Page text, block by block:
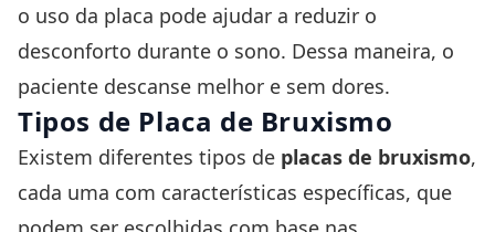
o uso da placa pode ajudar a reduzir o
desconforto durante o sono. Dessa maneira, o
paciente descanse melhor e sem dores.
Tipos de Placa de Bruxismo
Existem diferentes tipos de placas de bruxismo,
cada uma com características específicas, que